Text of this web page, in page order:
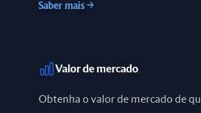
Saber mais →
Valor de mercado
Obtenha o valor de mercado de